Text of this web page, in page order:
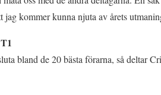
jag kommer kunna njuta av årets
bland de 20 bästa förarna, så deltar